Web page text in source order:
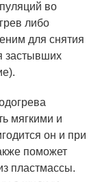
во
либо
для снятия
застывших
мягкими и
он и при
поможет
пластмассы.